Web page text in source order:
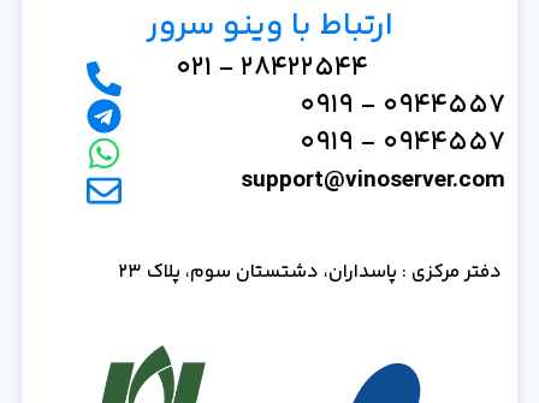
ارتباط با وینو سرور
28422544 - 021
0944557 - 0919
0944557 - 0919
support@vinoserver.com
دفتر مرکزی : پاسداران، دشتستان سوم، پلاک 23